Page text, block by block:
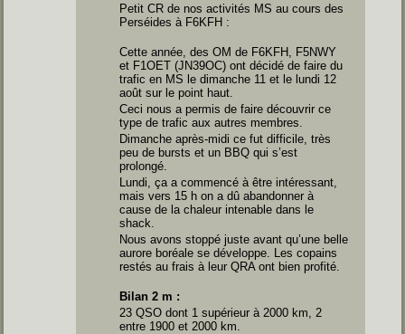
Petit CR de nos activités MS au cours des
Perséides à F6KFH :
Cette année, des OM de F6KFH, F5NWY
et F1OET (JN39OC) ont décidé de faire du
trafic en MS le dimanche 11 et le lundi 12
août sur le point haut.
Ceci nous a permis de faire découvrir ce
type de trafic aux autres membres.
Dimanche après-midi ce fut difficile, très
peu de bursts et un BBQ qui s’est
prolongé.
Lundi, ça a commencé à être intéressant,
mais vers 15 h on a dû abandonner à
cause de la chaleur intenable dans le
shack.
Nous avons stoppé juste avant qu’une belle
aurore boréale se développe. Les copains
restés au frais à leur QRA ont bien profité.
Bilan 2 m :
23 QSO dont 1 supérieur à 2000 km, 2
entre 1900 et 2000 km.